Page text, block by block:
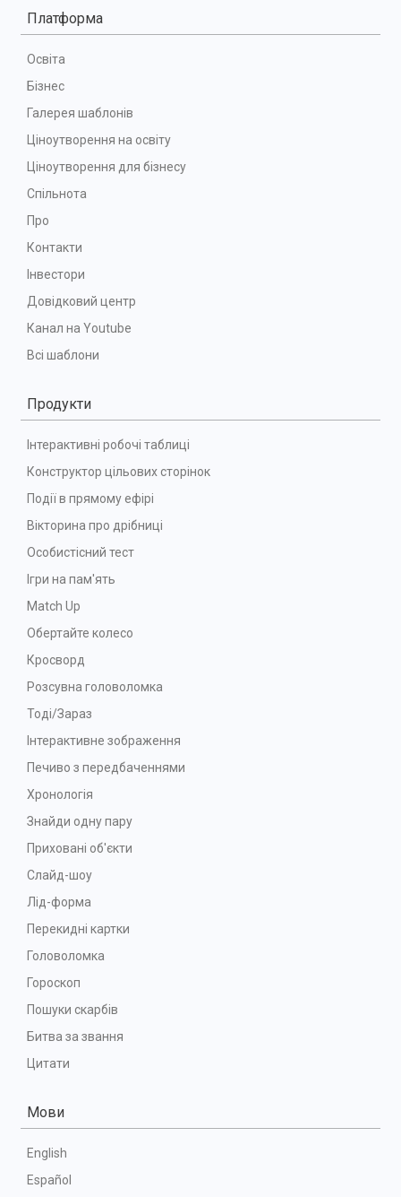
Платформа
Освіта
Бізнес
Галерея шаблонів
Ціноутворення на освіту
Ціноутворення для бізнесу
Спільнота
Про
Контакти
Інвестори
Довідковий центр
Канал на Youtube
Всі шаблони
Продукти
Інтерактивні робочі таблиці
Конструктор цільових сторінок
Події в прямому ефірі
Вікторина про дрібниці
Особистісний тест
Ігри на пам'ять
Match Up
Обертайте колесо
Кросворд
Розсувна головоломка
Тоді/Зараз
Інтерактивне зображення
Печиво з передбаченнями
Хронологія
Знайди одну пару
Приховані об'єкти
Слайд-шоу
Лід-форма
Перекидні картки
Головоломка
Гороскоп
Пошуки скарбів
Битва за звання
Цитати
Мови
English
Español